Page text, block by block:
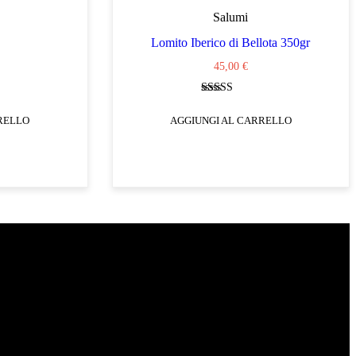
Salumi
Lomito Iberico di Bellota 350gr
45,00 €
su 5
AGGIUNGI AL CARRELLO